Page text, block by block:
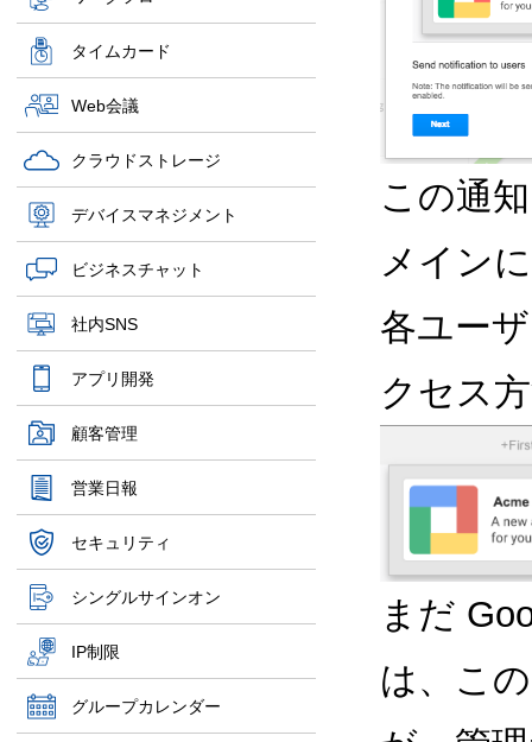
タイムカード
Web会議
クラウドストレージ
デバイスマネジメント
ビジネスチャット
社内SNS
アプリ開発
顧客管理
営業日報
セキュリティ
シングルサインオン
IP制限
グループカレンダー
この通
メイン
各ユー
クセス
まだ
は、こ